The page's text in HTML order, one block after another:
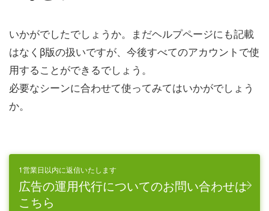
いかがでしたでしょうか。まだヘルプページにも記載
はなくβ版の扱いですが、今後すべてのアカウントで使
用することができるでしょう。
必要なシーンに合わせて使ってみてはいかがでしょう
か。
1営業日以内に返信いたします
広告の運用代行についてのお問い合わせは
こちら